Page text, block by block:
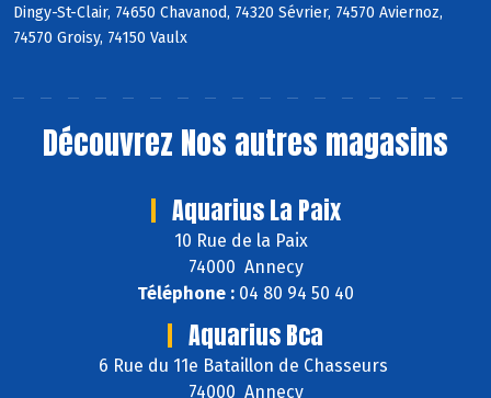
Dingy-St-Clair, 74650 Chavanod, 74320 Sévrier, 74570 Aviernoz,
74570 Groisy, 74150 Vaulx
Découvrez Nos autres magasins
Aquarius La Paix
10 Rue de la Paix
74000 Annecy
Téléphone : 04 80 94 50 40
Aquarius Bca
6 Rue du 11e Bataillon de Chasseurs
74000 Annecy